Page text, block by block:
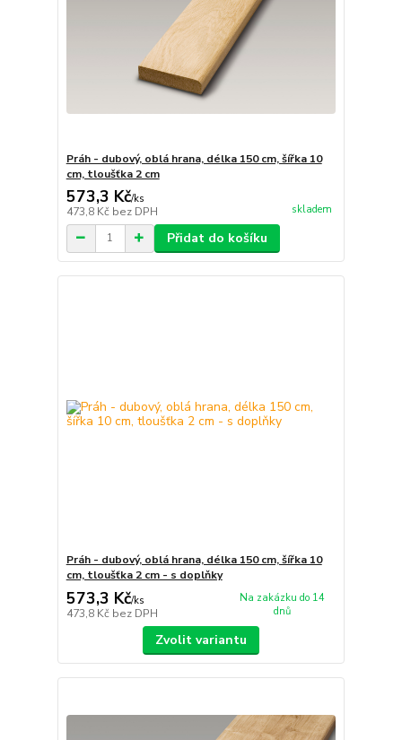
Práh - dubový, oblá hrana, délka 150 cm, šířka 10
cm, tloušťka 2 cm
573,3 Kč/ks
473,8 Kč bez DPH skladem
Přidat do košíku
Práh - dubový, oblá hrana, délka 150 cm, šířka 10
cm, tloušťka 2 cm - s doplňky
573,3 Kč/ks
473,8 Kč bez DPH
Na zakázku do 14
dnů
Zvolit variantu